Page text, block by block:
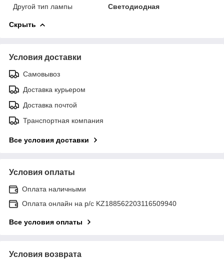
Другой тип лампы
Светодиодная
Скрыть
Условия доставки
Самовывоз
Доставка курьером
Доставка почтой
Транспортная компания
Все условия доставки
Условия оплаты
Оплата наличными
Оплата онлайн на р/с KZ188562203116509940
Все условия оплаты
Условия возврата